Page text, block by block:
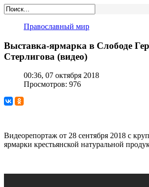
Православный мир
Выставка-ярмарка в Слободе
Стерлигова (видео)
00:36, 07 октября 2018
Просмотров: 976
Видеорепортаж от 28 сентября 2018 с
ярмарки крестьянской натуральной